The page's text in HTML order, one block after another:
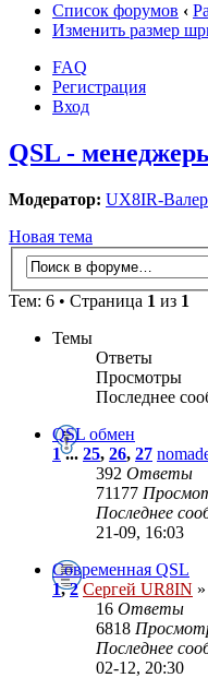
Список форумов ‹
Изменить размер
FAQ
Регистрация
Вход
QSL -
Модератор: UX8IR-
Новая тема
Тем: 6 • Страница 1 из 1
Темы
Ответы
Просмотры
Последнее
QSL обмен
1... 25, 26, 27
392 Ответы
71177
Последнее
21-09, 16:03
Современная QSL
1,2 Сергей UR8IN
16 Ответы
6818
Последнее
02-12, 20:30